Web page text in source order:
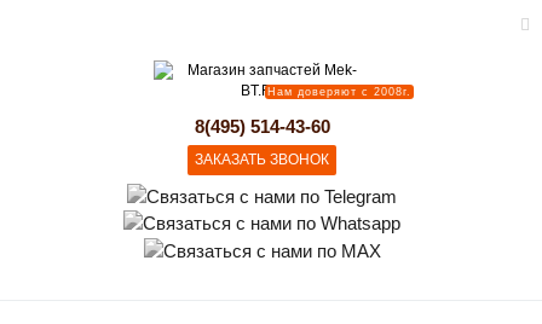
Нам доверяют с 2008г.
8(495) 514-43-60
ЗАКАЗАТЬ ЗВОНОК